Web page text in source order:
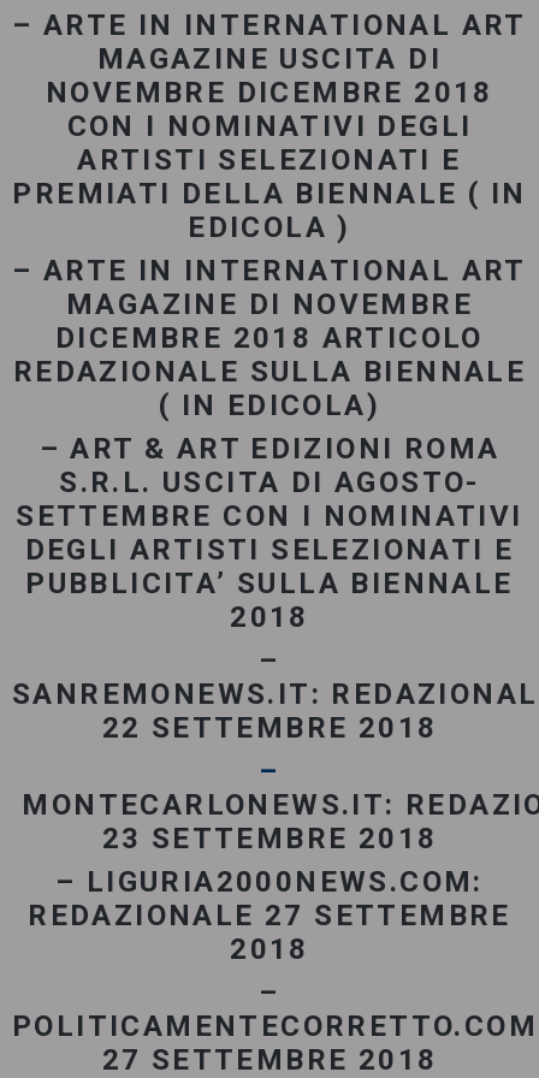
– ARTE IN INTERNATIONAL ART
MAGAZINE USCITA DI
NOVEMBRE DICEMBRE 2018
CON I NOMINATIVI DEGLI
ARTISTI SELEZIONATI E
PREMIATI DELLA BIENNALE ( IN
EDICOLA )
– ARTE IN INTERNATIONAL ART
MAGAZINE DI NOVEMBRE
DICEMBRE 2018 ARTICOLO
REDAZIONALE SULLA BIENNALE
( IN EDICOLA)
– ART & ART EDIZIONI ROMA
S.R.L. USCITA DI AGOSTO-
SETTEMBRE CON I NOMINATIVI
DEGLI ARTISTI SELEZIONATI E
PUBBLICITA’ SULLA BIENNALE
2018
–
SANREMONEWS.IT:
22 SETTEMBRE 2018
–
MONTECARLONEWS.IT:
23 SETTEMBRE 2018
– LIGURIA2000NEWS.COM:
REDAZIONALE 27 SETTEMBRE
2018
–
27 SETTEMBRE 2018